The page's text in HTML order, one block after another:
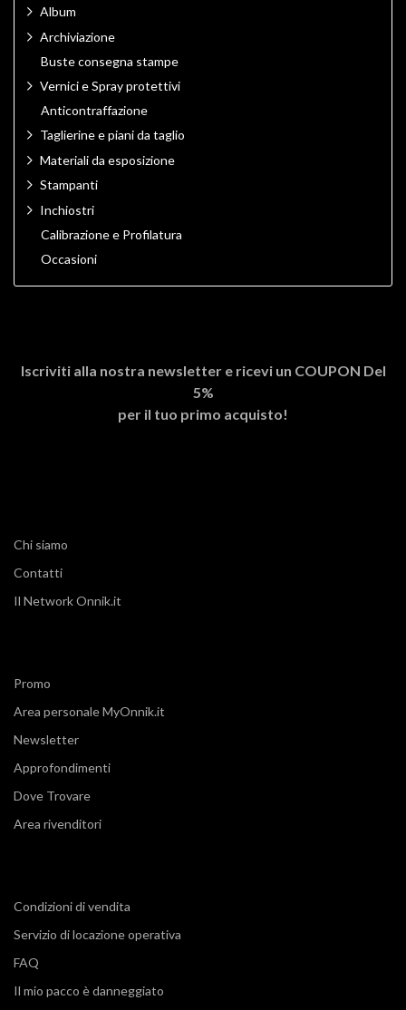
Album
Archiviazione
Buste consegna stampe
Vernici e Spray protettivi
Anticontraffazione
Taglierine e piani da taglio
Materiali da esposizione
Stampanti
Inchiostri
Calibrazione e Profilatura
Occasioni
Iscriviti alla nostra newsletter e ricevi un COUPON Del
5%
per il tuo primo acquisto!
Chi siamo
Contatti
Il Network Onnik.it
Promo
Area personale MyOnnik.it
Newsletter
Approfondimenti
Dove Trovare
Area rivenditori
Condizioni di vendita
Servizio di locazione operativa
FAQ
Il mio pacco è danneggiato